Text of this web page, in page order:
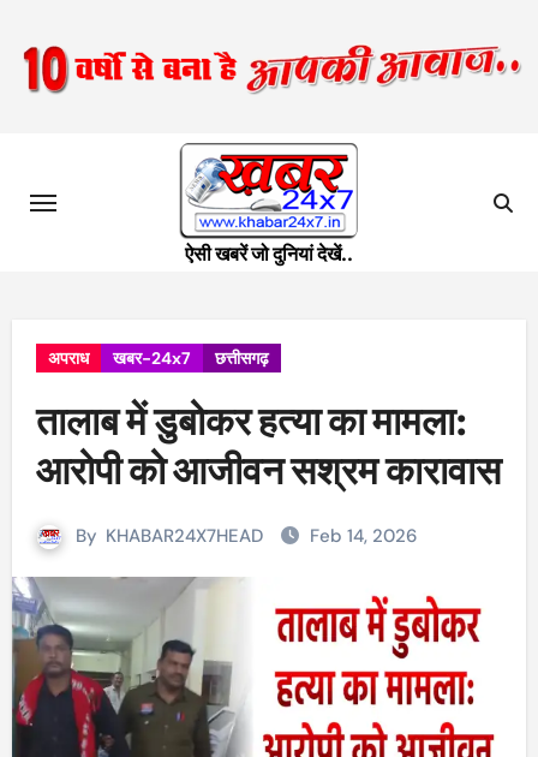
content
ऐसी खबरें जो दुनियां देखें..
अपराध खबर-24x7 छत्तीसगढ़
तालाब में डुबोकर हत्या का मामला:
आरोपी को आजीवन सश्रम कारावास
By KHABAR24X7HEAD Feb 14, 2026